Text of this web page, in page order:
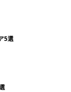
5選